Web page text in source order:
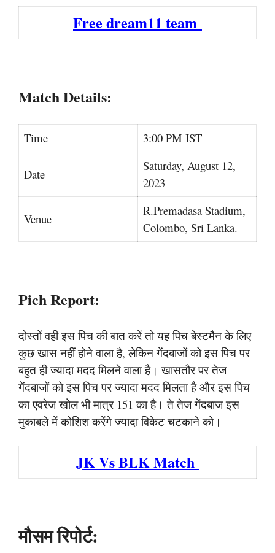
Free dream11 team
Match Details:
Time 3:00 PM IST
Date
Saturday, August 12,
2023
Venue
R.Premadasa Stadium,
Colombo, Sri Lanka.
Pich Report:
दोस्तों वही इस पिच की बात करें तो यह पिच बेस्टमैन के लिए
कुछ खास नहीं होने वाला है, लेकिन गेंदबाजों को इस पिच पर
बहुत ही ज्यादा मदद मिलने वाला है। खासतौर पर तेज
गेंदबाजों को इस पिच पर ज्यादा मदद मिलता है और इस पिच
का एवरेज खोल भी मात्र 151 का है। ते तेज गेंदबाज इस
मुकाबले में कोशिश करेंगे ज्यादा विकेट चटकाने को।
JK Vs BLK Match
मौसम रिपोर्ट: